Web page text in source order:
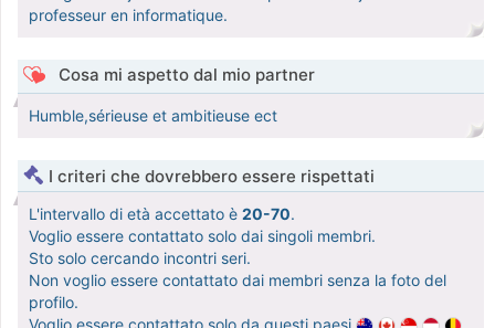
professeur en informatique.
Cosa mi aspetto dal mio partner
Humble,sérieuse et ambitieuse ect
I criteri che dovrebbero essere rispettati
L'intervallo di età accettato è 20-70.
Voglio essere contattato solo dai singoli membri.
Sto solo cercando incontri seri.
Non voglio essere contattato dai membri senza la foto del
profilo.